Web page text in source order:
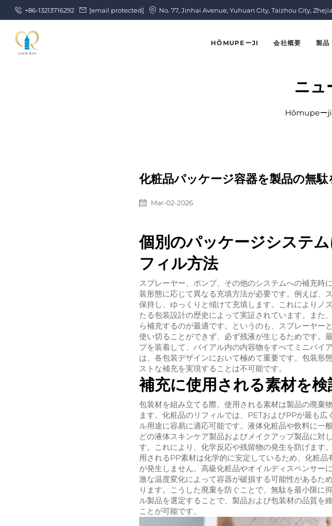
+86-13213716292 [email protected] No. 77, Jinhai Avenue, Yuhuan City, Taizhou City,
HŌMUPEーJI 会社概要 製品
Hōmupeーji
ニュ
化粧品パッケージ容器を製品の無駄
Mar-02-2026
個別のパッケージシステ
フィル方法
スプレーヤー、ポンプ、その他のシステムへの補充時
装形態に応じて異なる充填方法が必要です。例えば、
保持し、ゆっくりと傾けて充填します。これによりノ
たる包装設計の歴史によって実証されています。また
ら補充するのが最適です。というのも、スプレーヤー
使い切ることができず、必ず残液が生じるためです。
プを装着して、バイアル内の内容物をすべてミニバイ
は、各包装デザインにおいて極めて重要です。包装形
ストな補充を実現することは不可能です。
補充に使用される素材を検
包装材を組み立てる際、使用される素材は製品の廃棄
ます。化粧品のリフィルでは、PETおよびPPが最も
ル用途に容易に適応可能です。液体化粧品や飲料に一
どの液体スキンケア製品およびメイクアップ製品に対
す。これにより、化学反応や残留物の発生を防げます
用されるPP素材は化学的に安定しているため、化粧
が発生しません。高級化粧品やオイルディスペンサー
激な温度変化によって容器が破損する可能性があるた
ります。こうした廃棄を防ぐことで、無駄を最小限に
ル製品を選定することで、製品および包装材の品質を
ことが可能です。